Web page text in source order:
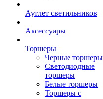
Аутлет светильников
Аксессуары
Торшеры
Черные торшеры
Светодиодные
торшеры
Белые торшеры
Торшеры с